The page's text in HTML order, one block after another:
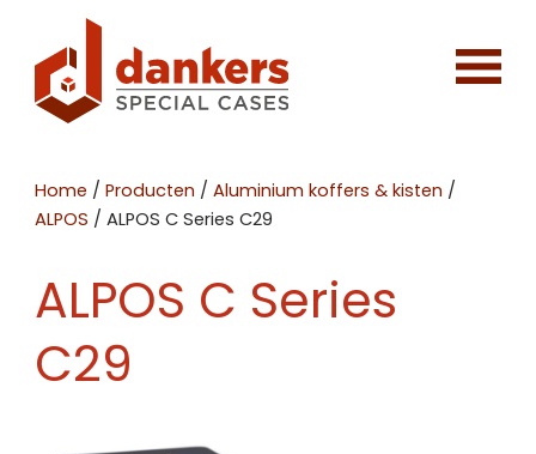
Home /Producten /Aluminium koffers & kisten /
ALPOS /ALPOS C Series C29
ALPOS C Series
C29